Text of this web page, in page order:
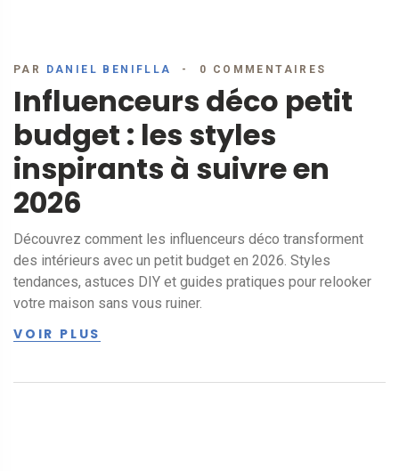
PAR DANIEL BENIFLLA 0 COMMENTAIRES
Influenceurs déco petit
budget : les styles
inspirants à suivre en
2026
Découvrez comment les influenceurs déco transforment
des intérieurs avec un petit budget en 2026. Styles
tendances, astuces DIY et guides pratiques pour relooker
votre maison sans vous ruiner.
VOIR PLUS